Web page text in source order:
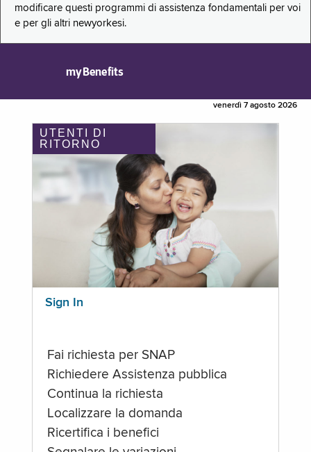
modificare questi programmi di assistenza fondamentali per voi
e per gli altri newyorkesi.
myBenefits
venerdì 7 agosto 2026
UTENTI DI
RITORNO
Sign In
Fai richiesta per SNAP
Richiedere Assistenza pubblica
Continua la richiesta
Localizzare la domanda
Ricertifica i benefici